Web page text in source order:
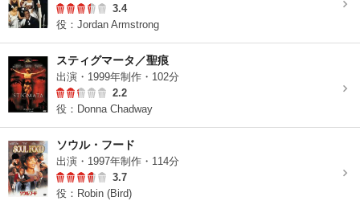
3.4
役：Jordan Armstrong
スティグマータ／聖痕
出演・1999年制作・102分
2.2
役：Donna Chadway
ソウル・フード
出演・1997年制作・114分
3.7
役：Robin (Bird)